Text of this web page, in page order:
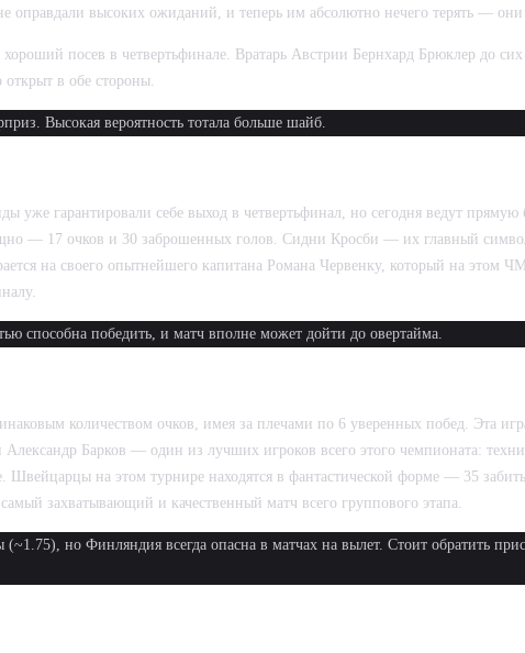
высоких ожиданий, и теперь им абсолютно нечего терять —
посев в четвертьфинале. Вратарь Австрии Бернхард Брюклер до
в обе стороны.
Высокая вероятность тотала больше шайб.
себе выход в четвертьфинал, но сегодня ведут прямую
— 17 очков и 30 заброшенных голов. Сидни Кросби — их главный
на своего опытнейшего капитана Романа Червенку, который на этом ЧМ
способна победить, и матч вполне может дойти до овертайма.
количеством очков, имея за плечами по 6 уверенных побед. Эта
Барков — один из лучших игроков всего этого чемпионата:
на этом турнире находятся в фантастической форме — 35
захватывающий и качественный матч всего группового этапа.
но Финляндия всегда опасна в матчах на вылет. Стоит обратить